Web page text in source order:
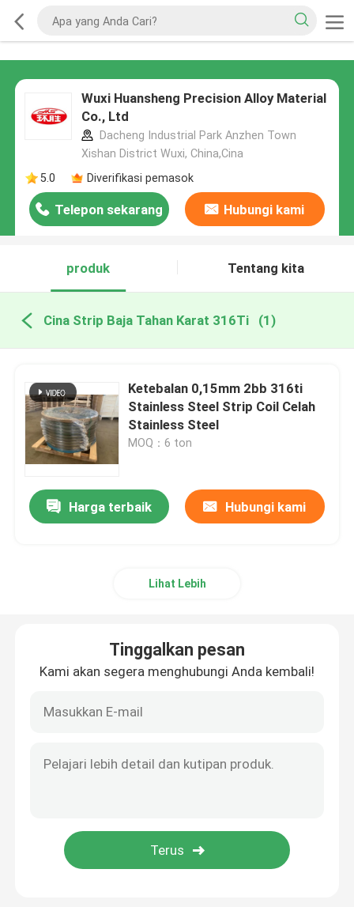
Wuxi Huansheng Precision Alloy Material
Co., Ltd
Dacheng Industrial Park Anzhen Town
Xishan District Wuxi, China,Cina
5.0
Diverifikasi pemasok
Telepon sekarang Hubungi kami
produk Tentang kita
Cina Strip Baja Tahan Karat 316Ti (1)
Ketebalan 0,15mm 2bb 316ti
Stainless Steel Strip Coil Celah
Stainless Steel
MOQ：6 ton
Harga terbaik Hubungi kami
Lihat Lebih
Tinggalkan pesan
Kami akan segera menghubungi Anda kembali!